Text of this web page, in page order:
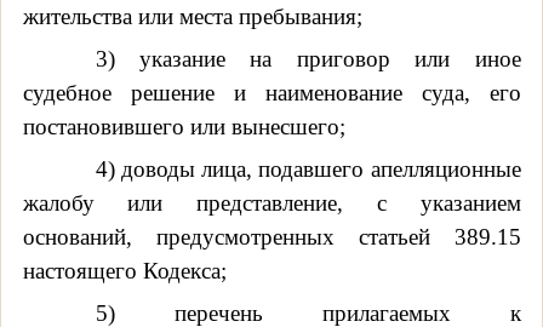
жительства или места пребывания;
3) указание на приговор или иное
судебное решение и наименование суда, его
постановившего или вынесшего;
4) доводы лица, подавшего апелляционные
жалобу или представление, с указанием
оснований, предусмотренных статьей 389.15
настоящего Кодекса;
5) перечень прилагаемых к